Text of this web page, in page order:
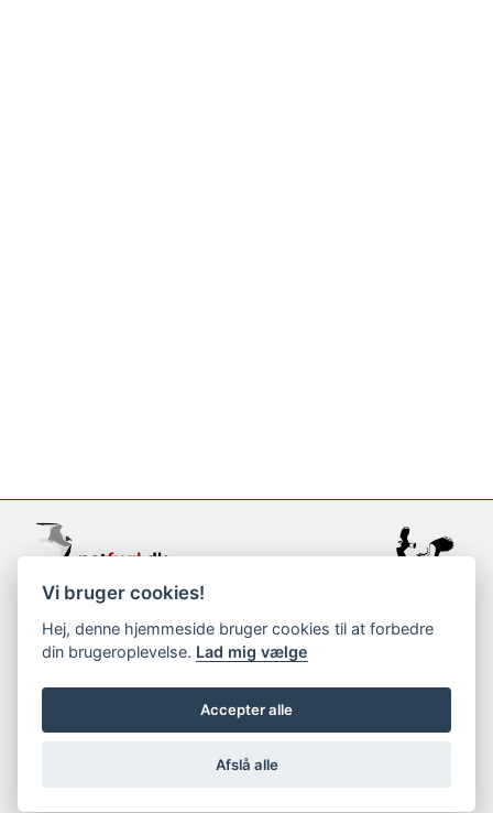
support@netfugl.dk
copyright © 2002-2023
Vi bruger cookies!
Hej, denne hjemmeside bruger cookies til at forbedre
din brugeroplevelse. Lad mig vælge
Accepter alle
Afslå alle